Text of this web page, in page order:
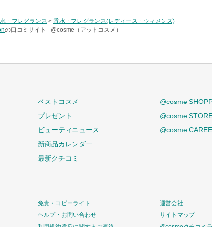
・フレグランス > 香水・フレグランス(レディース・ウィメンズ)
の口コミサイト - @cosme（アットコスメ）
ベストコスメ
プレゼント
ビューティニュース
新商品カレンダー
最新クチコミ
@cosme
@cosme STORE
@cosme
免責・コピーライト
ヘルプ・お問い合わせ
運営会社
サイトマップ